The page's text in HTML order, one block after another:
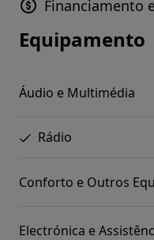
Financiamento
Equipamento
Áudio e Multimédia
Rádio
Conforto e Outros
Electrónica e